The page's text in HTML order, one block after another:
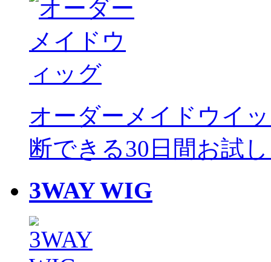
オーダーメイドウイ
断できる30日間お試
3WAY WIG